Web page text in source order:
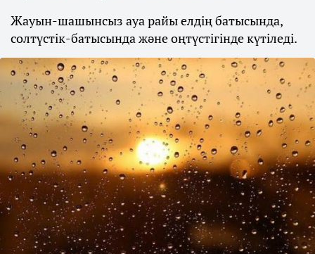
Жауын-шашынсыз ауа райы елдің батысында,
солтүстік-батысында және оңтүстігінде күтіледі.